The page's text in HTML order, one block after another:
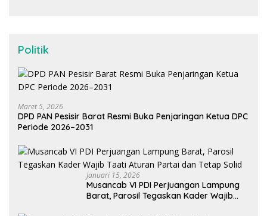
Politik
Maret 5, 2026
DPD PAN Pesisir Barat Resmi Buka Penjaringan Ketua DPC
Periode 2026–2031
Januari 15, 2026
Musancab VI PDI Perjuangan Lampung
Barat, Parosil Tegaskan Kader Wajib